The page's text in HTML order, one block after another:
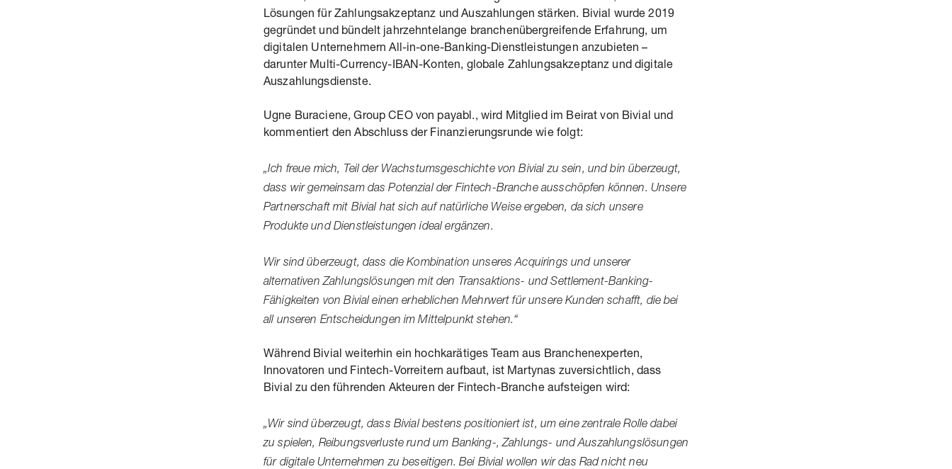
Lösungen für Zahlungsakzeptanz und Auszahlungen stärken. Bivial wurde 2019
gegründet und bündelt jahrzehntelange branchenübergreifende Erfahrung, um
digitalen Unternehmern All-in-one-Banking-Dienstleistungen anzubieten –
darunter Multi-Currency-IBAN-Konten, globale Zahlungsakzeptanz und digitale
Auszahlungsdienste.
Ugne Buraciene, Group CEO von payabl., wird Mitglied im Beirat von Bivial und
kommentiert den Abschluss der Finanzierungsrunde wie folgt:
„Ich freue mich, Teil der Wachstumsgeschichte von Bivial zu sein, und bin überzeugt,
dass wir gemeinsam das Potenzial der Fintech-Branche ausschöpfen können. Unsere
Partnerschaft mit Bivial hat sich auf natürliche Weise ergeben, da sich unsere
Produkte und Dienstleistungen ideal ergänzen.
Wir sind überzeugt, dass die Kombination unseres Acquirings und unserer
alternativen Zahlungslösungen mit den Transaktions- und Settlement-Banking-
Fähigkeiten von Bivial einen erheblichen Mehrwert für unsere Kunden schafft, die bei
all unseren Entscheidungen im Mittelpunkt stehen.“
Während Bivial weiterhin ein hochkarätiges Team aus Branchenexperten,
Innovatoren und Fintech-Vorreitern aufbaut, ist Martynas zuversichtlich, dass
Bivial zu den führenden Akteuren der Fintech-Branche aufsteigen wird:
„Wir sind überzeugt, dass Bivial bestens positioniert ist, um eine zentrale Rolle dabei
zu spielen, Reibungsverluste rund um Banking-, Zahlungs- und Auszahlungslösungen
für digitale Unternehmen zu beseitigen. Bei Bivial wollen wir das Rad nicht neu